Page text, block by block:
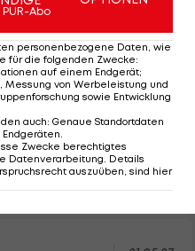
LIVETICKER
07.05.27
18:30 Uhr
LIVETICKER
15.05.27
17:00 Uhr
Abo
personenbezogene Daten, wie
für die folgenden Zwecke:
auf einem Endgerät;
Messung von Werbeleistung und
sowie Entwicklung
auch: Genaue Standortdaten
Endgeräten
Zwecke berechtigtes
Datenverarbeitung. Details
auszuüben, sind hier